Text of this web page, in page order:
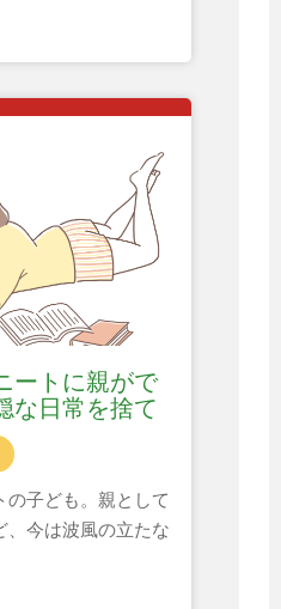
ートに親がで
な日常を捨て
の子ども。親として
、今は波風の立たな